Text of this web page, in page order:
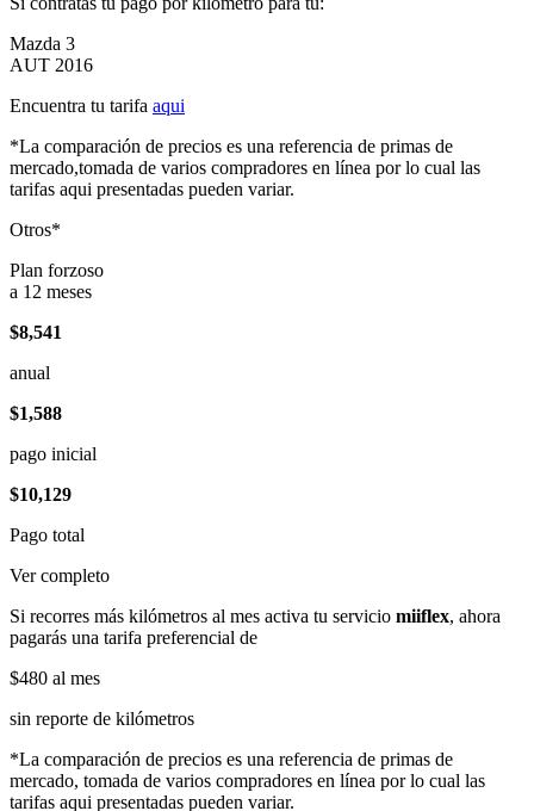
Mazda 3
AUT 2016
Encuentra tu tarifa aqui
*La comparación de precios es una referencia de primas de
mercado,tomada de varios compradores en línea por lo cual las
tarifas aqui presentadas pueden variar.
Otros*
Plan forzoso
a 12 meses
$8,541
anual
$1,588
pago inicial
$10,129
Pago total
Ver completo
Si recorres más kilómetros al mes activa tu servicio miiflex, ahora
pagarás una tarifa preferencial de
$480 al mes
sin reporte de kilómetros
*La comparación de precios es una referencia de primas de
mercado, tomada de varios compradores en línea por lo cual las
tarifas aqui presentadas pueden variar.